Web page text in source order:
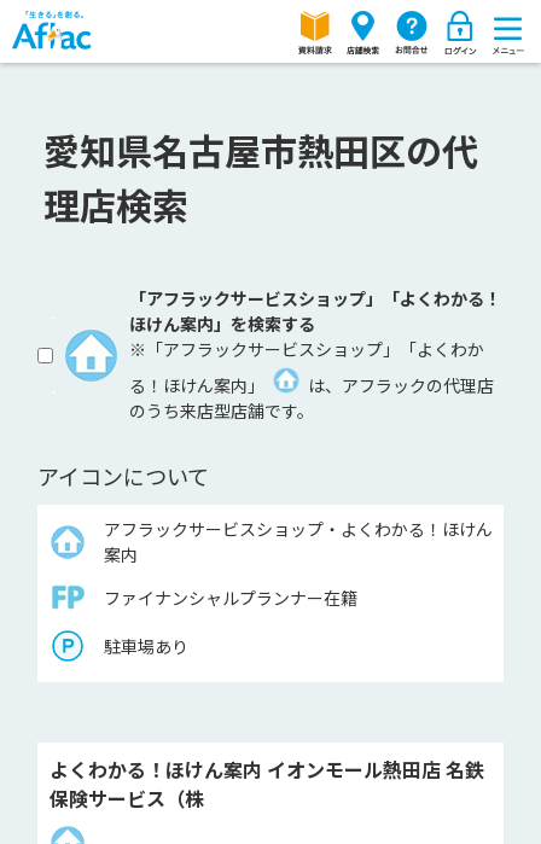
愛知県名古屋市熱田区の代
理店検索
「アフラックサービスショップ」「よくわかる！
ほけん案内」を検索する
※「アフラックサービスショップ」「よくわか
る！ほけん案内」
は、アフラックの代理店
のうち来店型店舗です。
アイコンについて
アフラックサービスショップ・よくわかる！ほけん
案内
ファイナンシャルプランナー在籍
駐車場あり
よくわかる！ほけん案内 イオンモール熱田店 名鉄
保険サービス（株